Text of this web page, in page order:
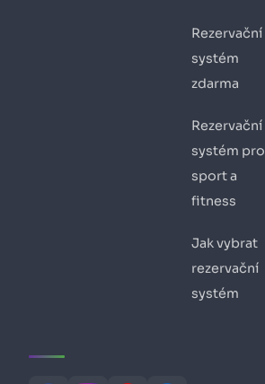
Rezervační
systém
zdarma
Rezervační
systém pro
sport a
fitness
Jak vybrat
rezervační
systém